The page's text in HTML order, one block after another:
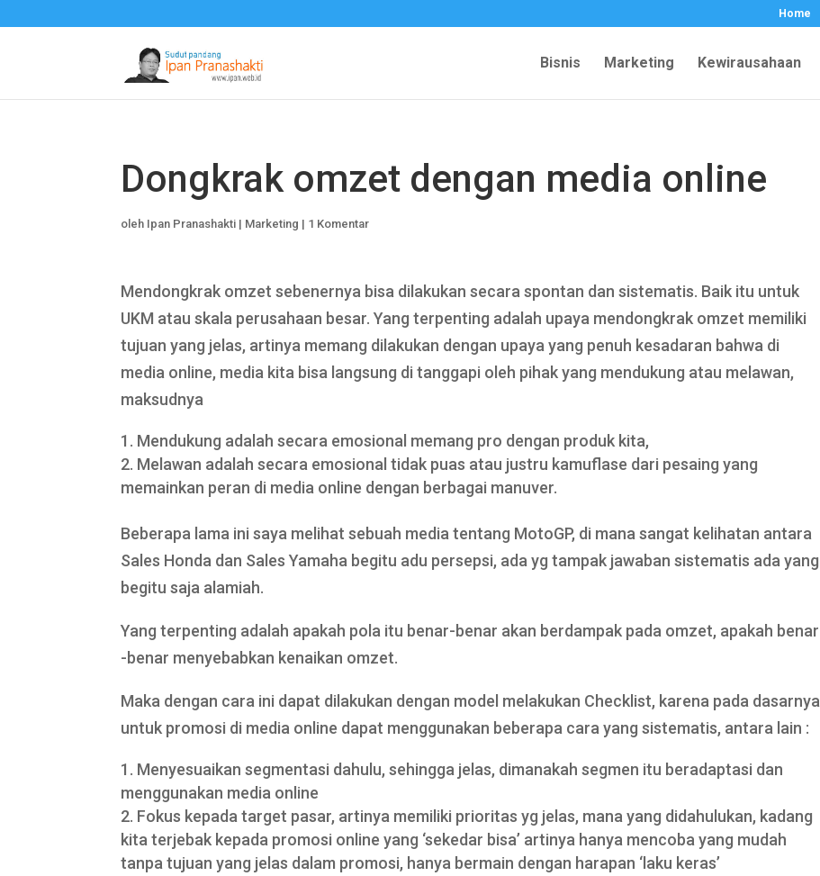
Home
Bisnis Marketing Kewirausahaan
Dongkrak omzet dengan media online
oleh Ipan Pranashakti | Marketing | 1 Komentar
Mendongkrak omzet sebenernya bisa dilakukan secara spontan dan sistematis. Baik itu untuk
UKM atau skala perusahaan besar. Yang terpenting adalah upaya mendongkrak omzet memiliki
tujuan yang jelas, artinya memang dilakukan dengan upaya yang penuh kesadaran bahwa di
media online, media kita bisa langsung di tanggapi oleh pihak yang mendukung atau melawan,
maksudnya
Mendukung adalah secara emosional memang pro dengan produk kita,
Melawan adalah secara emosional tidak puas atau justru kamuflase dari pesaing yang
memainkan peran di media online dengan berbagai manuver.
Beberapa lama ini saya melihat sebuah media tentang MotoGP, di mana sangat kelihatan antara
Sales Honda dan Sales Yamaha begitu adu persepsi, ada yg tampak jawaban sistematis ada yang
begitu saja alamiah.
Yang terpenting adalah apakah pola itu benar-benar akan berdampak pada omzet, apakah benar
-benar menyebabkan kenaikan omzet.
Maka dengan cara ini dapat dilakukan dengan model melakukan Checklist, karena pada dasarnya
untuk promosi di media online dapat menggunakan beberapa cara yang sistematis, antara lain :
Menyesuaikan segmentasi dahulu, sehingga jelas, dimanakah segmen itu beradaptasi dan
menggunakan media online
Fokus kepada target pasar, artinya memiliki prioritas yg jelas, mana yang didahulukan, kadang
kita terjebak kepada promosi online yang ‘sekedar bisa’ artinya hanya mencoba yang mudah
tanpa tujuan yang jelas dalam promosi, hanya bermain dengan harapan ‘laku keras’